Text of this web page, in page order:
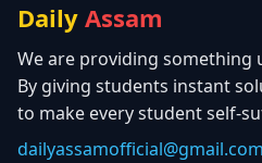
Daily Assam
We are providing something
By giving students instant
to make every student self-
dailyassamofficial@gmail.com